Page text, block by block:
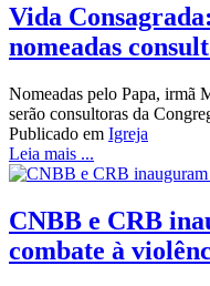
Vida
nomeadas
Nomeadas pelo Papa, irmã
serão consultoras da
Publicado em Igreja
Leia mais ...
CNBB e CRB
combate à